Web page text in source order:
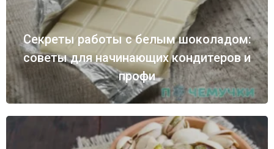
Секреты работы с белым шоколадом:
советы для начинающих кондитеров и
профи